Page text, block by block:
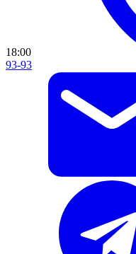
18:00
93-93